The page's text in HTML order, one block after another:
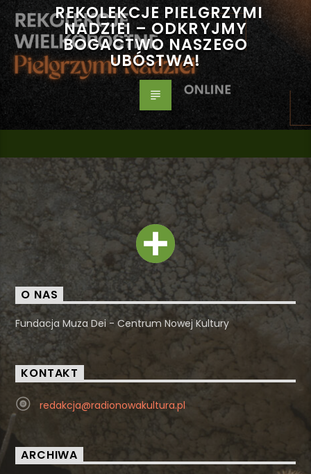
REKOLEKCJE PIELGRZYMI
NADZIEI – ODKRYJMY
BOGACTWO NASZEGO
UBÓSTWA!
O NAS
Fundacja Muza Dei - Centrum Nowej Kultury
KONTAKT
redakcja@radionowakultura.pl
ARCHIWA